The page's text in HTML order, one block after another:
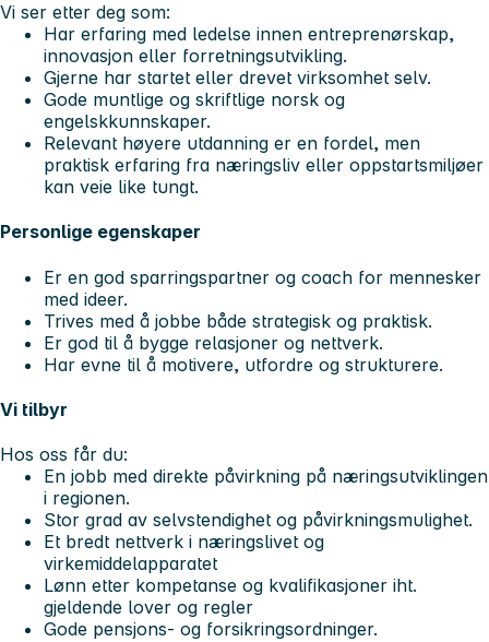
Vi ser etter deg som:
Har erfaring med ledelse innen entreprenørskap,
innovasjon eller forretningsutvikling.
Gjerne har startet eller drevet virksomhet selv.
Gode muntlige og skriftlige norsk og
engelskkunnskaper.
Relevant høyere utdanning er en fordel, men
praktisk erfaring fra næringsliv eller oppstartsmiljøer
kan veie like tungt.
Personlige egenskaper
Er en god sparringspartner og coach for mennesker
med ideer.
Trives med å jobbe både strategisk og praktisk.
Er god til å bygge relasjoner og nettverk.
Har evne til å motivere, utfordre og strukturere.
Vi tilbyr
Hos oss får du:
En jobb med direkte påvirkning på næringsutviklingen
i regionen.
Stor grad av selvstendighet og påvirkningsmulighet.
Et bredt nettverk i næringslivet og
virkemiddelapparatet
Lønn etter kompetanse og kvalifikasjoner iht.
gjeldende lover og regler
Gode pensjons- og forsikringsordninger.